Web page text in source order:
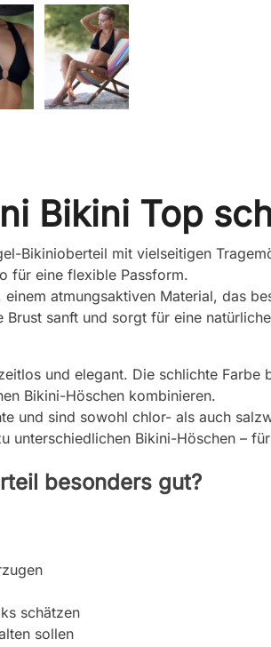
Bikini Top
Bikinioberteil mit vielseitigen
für eine flexible Passform.
atmungsaktiven Material, das
sanft und sorgt für eine
und elegant. Die schlichte
Bikini-Höschen kombinieren.
und sind sowohl chlor- als auch
unterschiedlichen Bikini-Höschen –
besonders gut?
schätzen
sollen